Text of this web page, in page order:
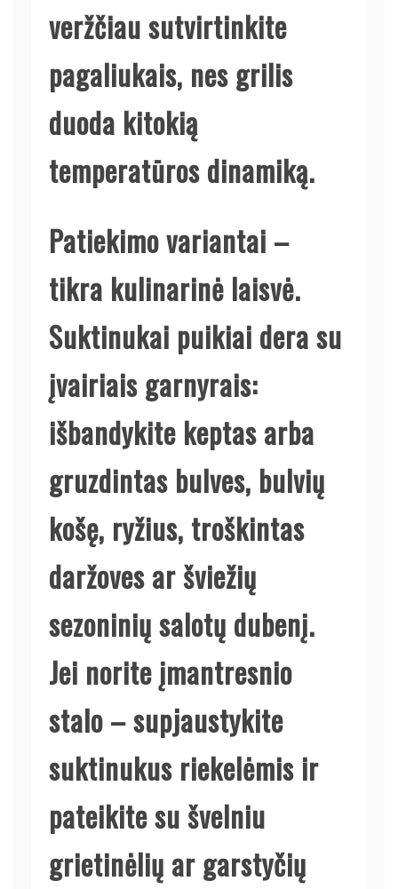
veržčiau sutvirtinkite
pagaliukais, nes grilis
duoda kitokią
temperatūros dinamiką.
Patiekimo variantai –
tikra kulinarinė laisvė.
Suktinukai puikiai dera su
įvairiais garnyrais:
išbandykite keptas arba
gruzdintas bulves, bulvių
košę, ryžius, troškintas
daržoves ar šviežių
sezoninių salotų dubenį.
Jei norite įmantresnio
stalo – supjaustykite
suktinukus riekelėmis ir
pateikite su švelniu
grietinėlių ar garstyčių